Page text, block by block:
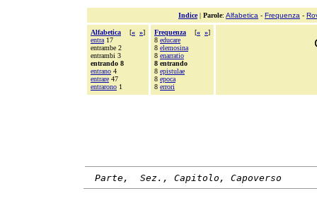
Indice| Parole: Alfabetica - Frequenza -
Alfabetica [« »]
entra 17
entrambe 2
entrambi 3
entrando 8
entrano 4
entrare 47
entrarono 1
Frequenza [« »]
8 educare
8 elemosina
8 enarratio
8 entrando
8 epistulae
8 epoca
8 errori
Parte,  Sez., Capitolo, Capoverso